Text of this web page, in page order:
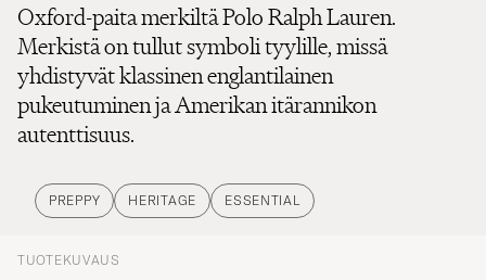
Oxford-paita merkiltä Polo Ralph Lauren.
Merkistä on tullut symboli tyylille, missä
yhdistyvät klassinen englantilainen
pukeutuminen ja Amerikan itärannikon
autenttisuus.
PREPPY HERITAGE ESSENTIAL
TUOTEKUVAUS